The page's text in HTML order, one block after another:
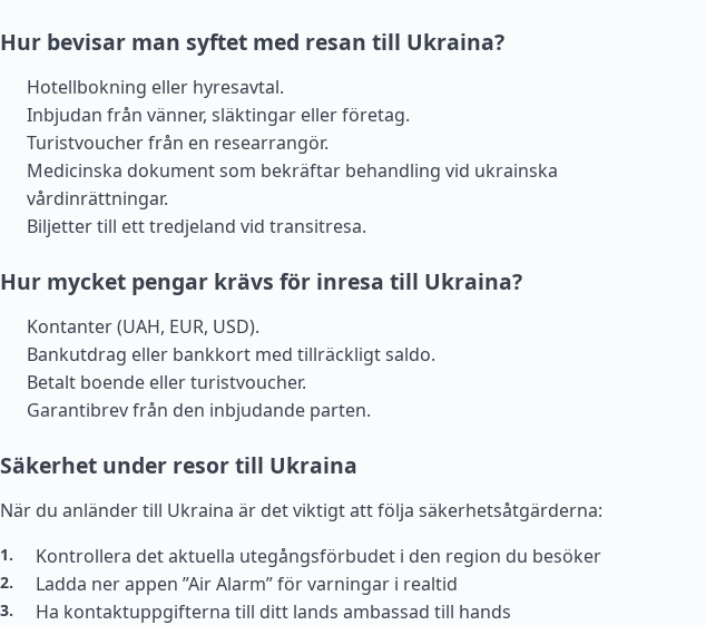
Hur bevisar man syftet med resan till Ukraina?
Hotellbokning eller hyresavtal.
Inbjudan från vänner, släktingar eller företag.
Turistvoucher från en researrangör.
Medicinska dokument som bekräftar behandling vid ukrainska
vårdinrättningar.
Biljetter till ett tredjeland vid transitresa.
Hur mycket pengar krävs för inresa till Ukraina?
Kontanter (UAH, EUR, USD).
Bankutdrag eller bankkort med tillräckligt saldo.
Betalt boende eller turistvoucher.
Garantibrev från den inbjudande parten.
Säkerhet under resor till Ukraina
När du anländer till Ukraina är det viktigt att följa säkerhetsåtgärderna:
Kontrollera det aktuella utegångsförbudet i den region du besöker
Ladda ner appen ”Air Alarm” för varningar i realtid
Ha kontaktuppgifterna till ditt lands ambassad till hands